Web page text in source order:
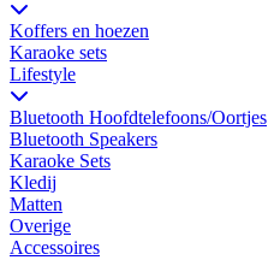
Koffers en hoezen
Karaoke sets
Lifestyle
Bluetooth Hoofdtelefoons/Oortjes
Bluetooth Speakers
Karaoke Sets
Kledij
Matten
Overige
Accessoires